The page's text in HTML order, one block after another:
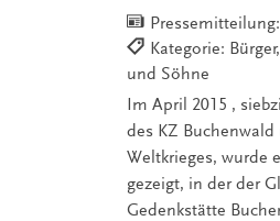
Pressemitteilung:
Kategorie:
und Söhne
Im April 2015 ,
des KZ
Weltkrieges, wurde
gezeigt, in der der
Gedenkstätte